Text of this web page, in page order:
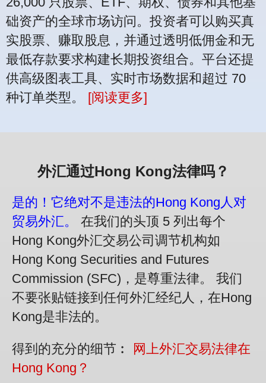
础资产的全球市场访问。投资者可以购买真
实股票、赚取股息，并通过透明低佣金和无
最低存款要求构建长期投资组合。平台还提
供高级图表工具、实时市场数据和超过 70
种订单类型。 [阅读更多]
外汇通过Hong Kong法律吗？
是的！它绝对不是违法的Hong Kong人对
贸易外汇。
在我们的头顶 5 列出每个
Hong Kong外汇交易公司调节机构如
Hong Kong Securities and Futures
Commission (SFC)，是尊重法律。 我们
不要张贴链接到任何外汇经纪人，在Hong
Kong是非法的。
得到的充分的细节︰
网上外汇交易法律在
Hong Kong？